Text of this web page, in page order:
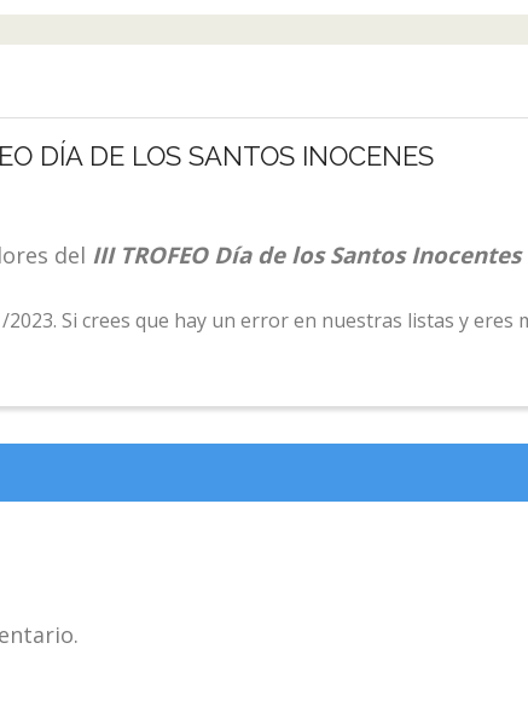
DÍA DE LOS SANTOS INOCENES
del III TROFEO Día de los Santos Inocentes
Si crees que hay un error en nuestras listas y eres